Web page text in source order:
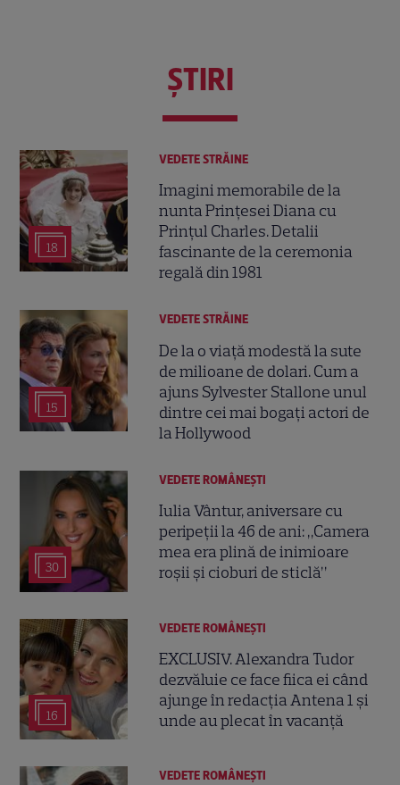
ŞTIRI
18
VEDETE STRĂINE
Imagini memorabile de la
nunta Prințesei Diana cu
Prințul Charles. Detalii
fascinante de la ceremonia
regală din 1981
15
VEDETE STRĂINE
De la o viață modestă la sute
de milioane de dolari. Cum a
ajuns Sylvester Stallone unul
dintre cei mai bogați actori de
la Hollywood
30
VEDETE ROMÂNEŞTI
Iulia Vântur, aniversare cu
peripeții la 46 de ani: „Camera
mea era plină de inimioare
roșii și cioburi de sticlă”
16
VEDETE ROMÂNEŞTI
EXCLUSIV. Alexandra Tudor
dezvăluie ce face fiica ei când
ajunge în redacția Antena 1 și
unde au plecat în vacanță
VEDETE ROMÂNEŞTI